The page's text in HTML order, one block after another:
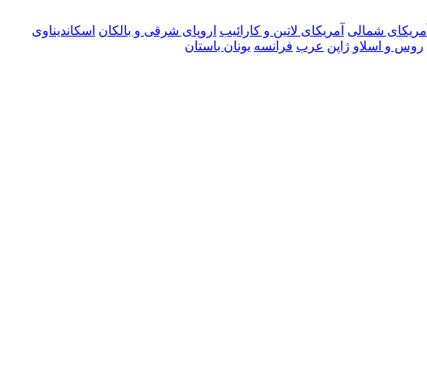
آمریکای شمالی آمریکای لاتین و کارائیب اروپای شرقی و بالکان اسکاندیناوی
روس و اسلاو ژاپن عرب فرانسه یونان باستان